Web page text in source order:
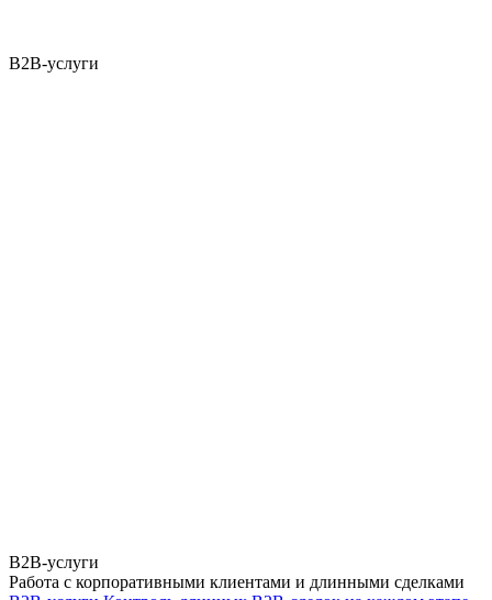
B2B-услуги
B2B-услуги
Работа с корпоративными клиентами и длинными сделками